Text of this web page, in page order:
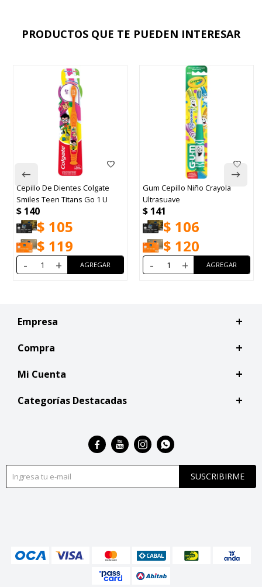
PRODUCTOS QUE TE PUEDEN INTERESAR
Cepillo De Dientes Colgate
Smiles Teen Titans Go 1 U
$ 140
$ 105
$ 119
- +
Gum Cepillo Niño Crayola
Ultrasuave
$ 141
$ 106
$ 120
- +
Empresa
Compra
Mi Cuenta
Categorías Destacadas
SUSCRIBIRME
   